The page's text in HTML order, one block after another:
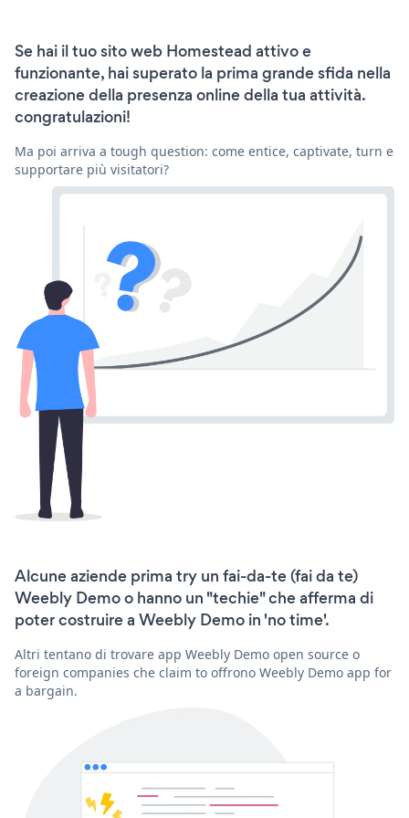
Se hai il tuo sito web Homestead attivo e
funzionante, hai superato la prima grande sfida nella
creazione della presenza online della tua attività.
congratulazioni!
Ma poi arriva a tough question: come entice, captivate, turn e
supportare più visitatori?
Alcune aziende prima try un fai-da-te (fai da te)
Weebly Demo o hanno un "techie" che afferma di
poter costruire a Weebly Demo in 'no time'.
Altri tentano di trovare app Weebly Demo open source o
foreign companies che claim to offrono Weebly Demo app for
a bargain.